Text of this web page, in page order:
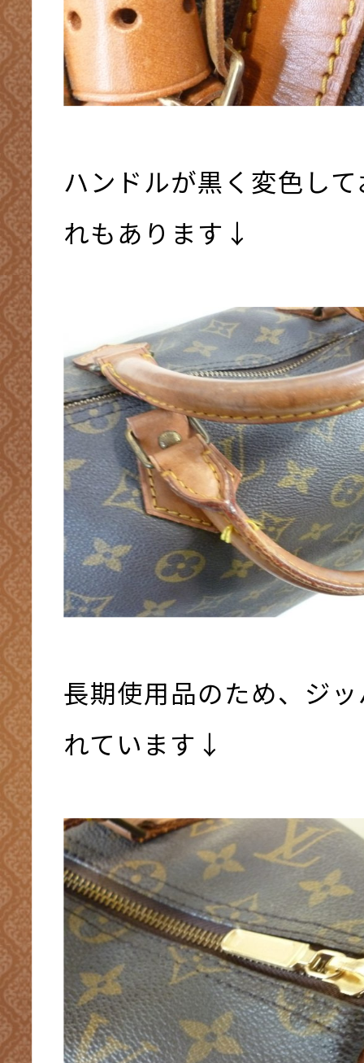
ハンドルが黒く変色し
れもあります↓
長期使用品のため、ジ
れています↓